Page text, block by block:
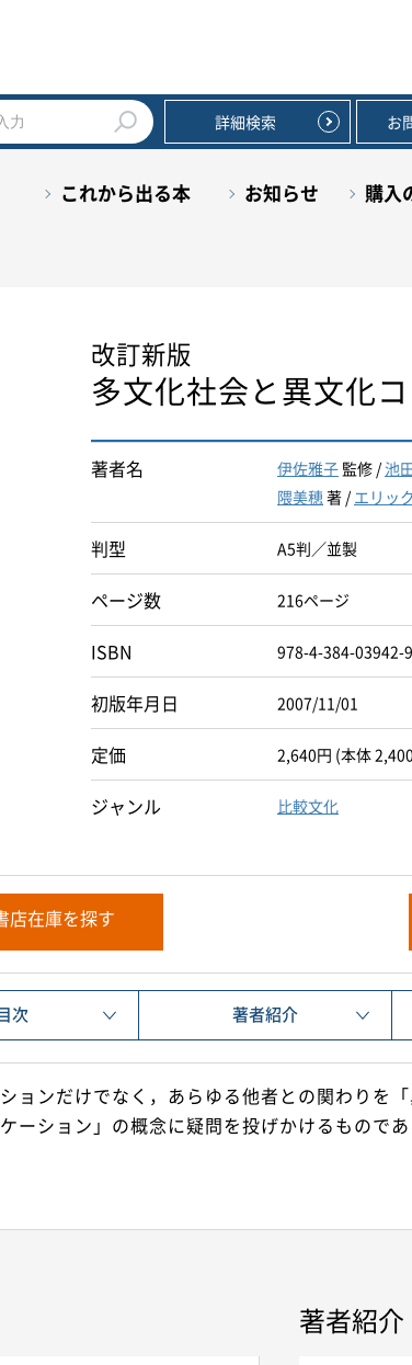
詳細検索 お
これから出る本 お知らせ 購入
改訂新版
多文化社会と異文化
著者名 伊佐雅子 監修 /池
隈美穂 著 / エリッ
判型 A5判／並製
ページ数 216ページ
ISBN 978-4-384-
初版年月日 2007/11/01
定価 2,640円 (本体
ジャンル 比較文化
店在庫を探す
次 著者紹介
ョンだけでなく，あらゆる他者との関わりを
ーション」の概念に疑問を投げかけるもので
著者紹介